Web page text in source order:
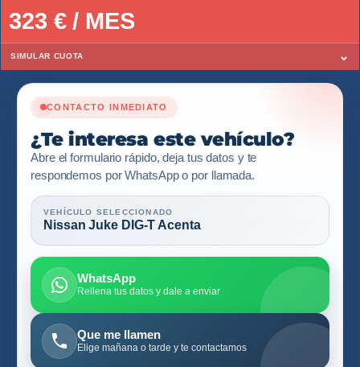
323 € / MES
SIMULAR CUOTA ⌄
CONTACTO INMEDIATO
¿Te interesa este vehículo?
Abre el formulario rápido, deja tus datos y te
respondemos por WhatsApp o por llamada.
VEHÍCULO SELECCIONADO
Nissan Juke DIG-T Acenta
WhatsApp
Rellena tus datos y dale a enviar
Que me llamen
Elige mañana o tarde y te contactamos